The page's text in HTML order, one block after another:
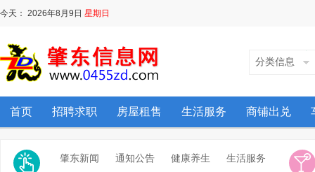
今天： 2026年8月9日 星期日
分类信息
首页 招聘求职 房屋租售 生活服务 商铺出兑
肇东新闻 通知公告 健康养生
生活服务